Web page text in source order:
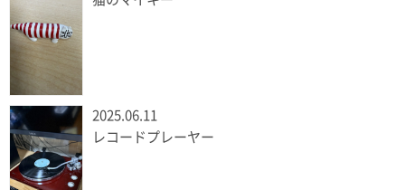
2025.06.11
レコードプレーヤー